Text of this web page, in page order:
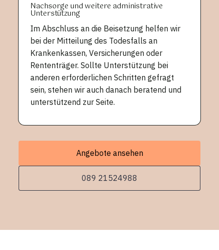
Nachsorge und weitere administrative
Unterstützung
Im Abschluss an die Beisetzung helfen wir
bei der Mitteilung des Todesfalls an
Krankenkassen, Versicherungen oder
Rententräger. Sollte Unterstützung bei
anderen erforderlichen Schritten gefragt
sein, stehen wir auch danach beratend und
unterstützend zur Seite.
Angebote ansehen
089 21524988